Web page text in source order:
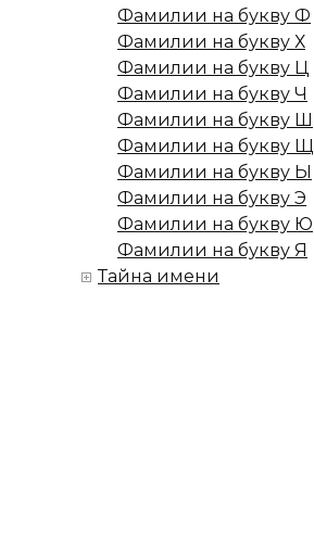
Фамилии на букву Ф
Фамилии на букву Х
Фамилии на букву Ц
Фамилии на букву Ч
Фамилии на букву Ш
Фамилии на букву Щ
Фамилии на букву Ы
Фамилии на букву Э
Фамилии на букву Ю
Фамилии на букву Я
Тайна имени